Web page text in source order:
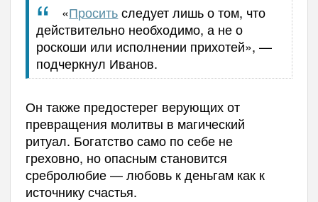
«Проситьследует лишь о том, что
действительно необходимо, а не о
роскоши или исполнении прихотей», —
подчеркнул Иванов.
Он также предостерег верующих от
превращения молитвы в магический
ритуал. Богатство само по себе не
греховно, но опасным становится
сребролюбие — любовь к деньгам как к
источнику счастья.